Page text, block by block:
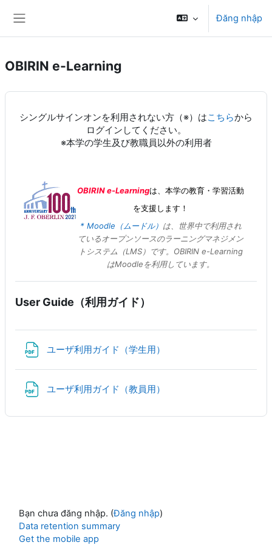
Đăng nhập
OBIRIN e-Learning
シングルサインオンを利用されない方（※）はこちらから
ログインしてください。
※本学の学生及び教職員以外の利用者
OBIRIN e-Learningは、本学の教育・学習活動
を支援します！
* Moodle（ムードル） は、世界中で利用され
ているオープンソースのラーニングマネジメン
トシステム（LMS）です。OBIRIN e-Learning
はMoodleを利用しています。
User Guide（利用ガイド）
ユーザ利用ガイド（学生用）
ユーザ利用ガイド（教員用）
Bạn chưa đăng nhập. (Đăng nhập)
Data retention summary
Get the mobile app